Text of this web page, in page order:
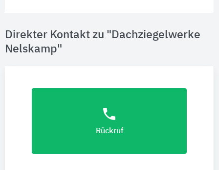
Direkter Kontakt zu "Dachziegelwerke
Nelskamp"
phone
Rückruf